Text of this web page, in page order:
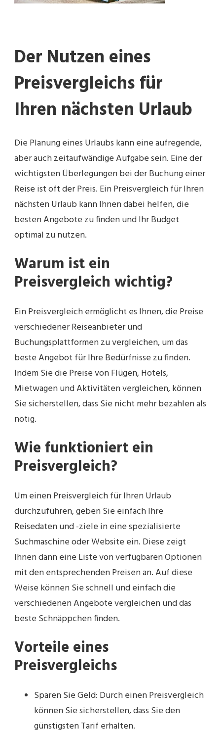
Der Nutzen eines
Preisvergleichs für
Ihren nächsten Urlaub
Die Planung eines Urlaubs kann eine aufregende,
aber auch zeitaufwändige Aufgabe sein. Eine der
wichtigsten Überlegungen bei der Buchung einer
Reise ist oft der Preis. Ein Preisvergleich für Ihren
nächsten Urlaub kann Ihnen dabei helfen, die
besten Angebote zu finden und Ihr Budget
optimal zu nutzen.
Warum ist ein
Preisvergleich wichtig?
Ein Preisvergleich ermöglicht es Ihnen, die Preise
verschiedener Reiseanbieter und
Buchungsplattformen zu vergleichen, um das
beste Angebot für Ihre Bedürfnisse zu finden.
Indem Sie die Preise von Flügen, Hotels,
Mietwagen und Aktivitäten vergleichen, können
Sie sicherstellen, dass Sie nicht mehr bezahlen als
nötig.
Wie funktioniert ein
Preisvergleich?
Um einen Preisvergleich für Ihren Urlaub
durchzuführen, geben Sie einfach Ihre
Reisedaten und -ziele in eine spezialisierte
Suchmaschine oder Website ein. Diese zeigt
Ihnen dann eine Liste von verfügbaren Optionen
mit den entsprechenden Preisen an. Auf diese
Weise können Sie schnell und einfach die
verschiedenen Angebote vergleichen und das
beste Schnäppchen finden.
Vorteile eines
Preisvergleichs
Sparen Sie Geld: Durch einen Preisvergleich
können Sie sicherstellen, dass Sie den
günstigsten Tarif erhalten.